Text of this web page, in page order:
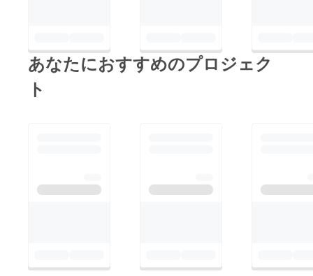
あなたにおすすめのプロジェク
ト